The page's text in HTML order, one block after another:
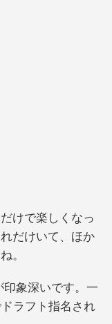
けで楽しくなっ
だけいて、ほか
。
象深いです。一
ラフト指名され